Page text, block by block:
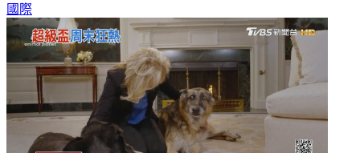
國際